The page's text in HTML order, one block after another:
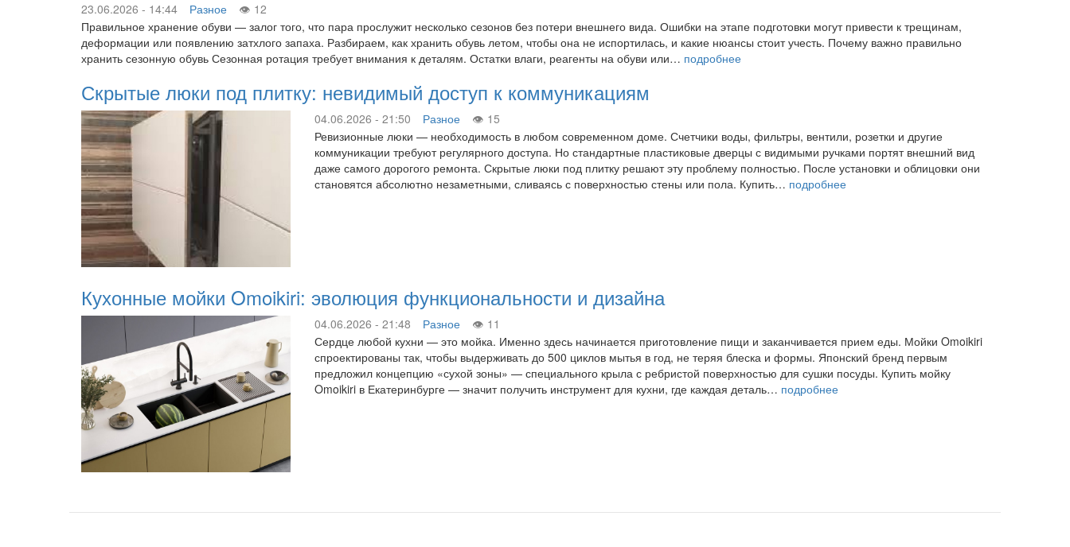
23.06.2026 - 14:44 Разное
12
Правильное хранение обуви — залог того, что пара прослужит несколько сезонов без потери внешнего вида. Ошибки на этапе подготовки могут привести к трещинам,
деформации или появлению затхлого запаха. Разбираем, как хранить обувь летом, чтобы она не испортилась, и какие нюансы стоит учесть. Почему важно правильно
хранить сезонную обувь Сезонная ротация требует внимания к деталям. Остатки влаги, реагенты на обуви или… подробнее
Скрытые люки под плитку: невидимый доступ к коммуникациям
04.06.2026 - 21:50 Разное
15
Ревизионные люки — необходимость в любом современном доме. Счетчики воды, фильтры, вентили, розетки и другие
коммуникации требуют регулярного доступа. Но стандартные пластиковые дверцы с видимыми ручками портят внешний вид
даже самого дорогого ремонта. Скрытые люки под плитку решают эту проблему полностью. После установки и облицовки они
становятся абсолютно незаметными, сливаясь с поверхностью стены или пола. Купить… подробнее
Кухонные мойки Omoikiri: эволюция функциональности и дизайна
04.06.2026 - 21:48 Разное
11
Сердце любой кухни — это мойка. Именно здесь начинается приготовление пищи и заканчивается прием еды. Мойки Omoikiri
спроектированы так, чтобы выдерживать до 500 циклов мытья в год, не теряя блеска и формы. Японский бренд первым
предложил концепцию «сухой зоны» — специального крыла с ребристой поверхностью для сушки посуды. Купить мойку
Omoikiri в Екатеринбурге — значит получить инструмент для кухни, где каждая деталь… подробнее